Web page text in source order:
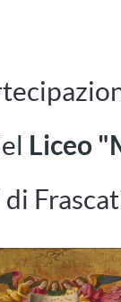
Liceo
di